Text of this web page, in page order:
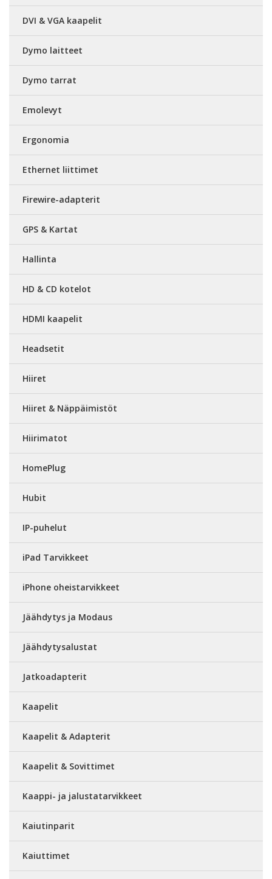
DVI & VGA kaapelit
Dymo laitteet
Dymo tarrat
Emolevyt
Ergonomia
Ethernet liittimet
Firewire-adapterit
GPS & Kartat
Hallinta
HD & CD kotelot
HDMI kaapelit
Headsetit
Hiiret
Hiiret & Näppäimistöt
Hiirimatot
HomePlug
Hubit
IP-puhelut
iPad Tarvikkeet
iPhone oheistarvikkeet
Jäähdytys ja Modaus
Jäähdytysalustat
Jatkoadapterit
Kaapelit
Kaapelit & Adapterit
Kaapelit & Sovittimet
Kaappi- ja jalustatarvikkeet
Kaiutinparit
Kaiuttimet